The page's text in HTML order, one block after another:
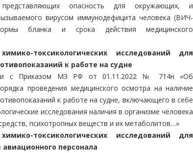
представляющих опасность для окружающих, и
вирусом иммунодефицита человека (ВИЧ-
бланка и срока действия медицинского
токсикологических исследований для
к работе на судне
с Приказом МЗ РФ от 01.11.2022 № 714н «Об
проведения медицинского осмотра на наличие
к работе на судне, включающего в себе
исследования наличия в организме человека
психотропных веществ и их метаболитов…»
токсикологических исследований для
авиационного персонала